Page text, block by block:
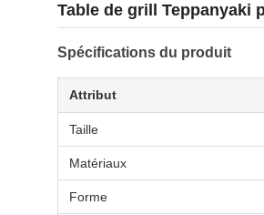
Table de grill Teppanyaki
Spécifications du produit
Attribut
Taille
Matériaux
Forme